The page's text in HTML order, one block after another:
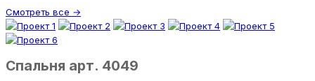
Смотреть все →
Спальня арт. 4049